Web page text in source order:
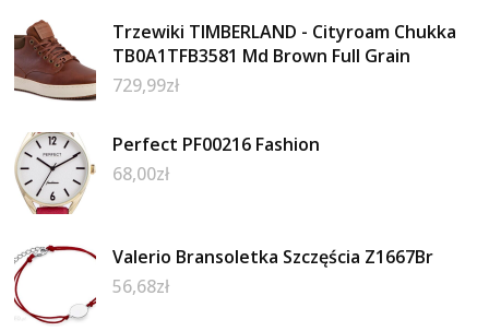
Trzewiki TIMBERLAND - Cityroam Chukka
TB0A1TFB3581 Md Brown Full Grain
729,99zł
Perfect PF00216 Fashion
68,00zł
Valerio Bransoletka Szczęścia Z1667Br
56,68zł